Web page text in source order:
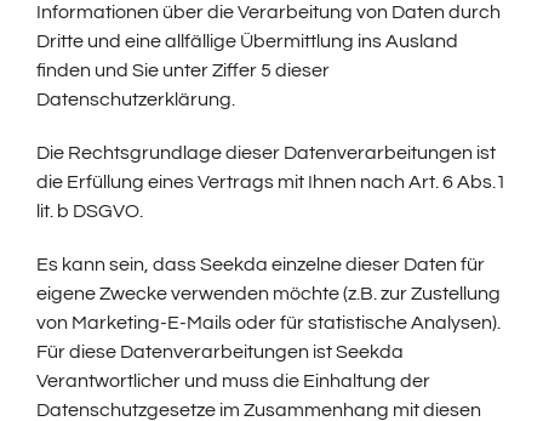
Informationen über die Verarbeitung von Daten durch
Dritte und eine allfällige Übermittlung ins Ausland
finden und Sie unter Ziffer 5 dieser
Datenschutzerklärung.
Die Rechtsgrundlage dieser Datenverarbeitungen ist
die Erfüllung eines Vertrags mit Ihnen nach Art. 6 Abs.1
lit. b DSGVO.
Es kann sein, dass Seekda einzelne dieser Daten für
eigene Zwecke verwenden möchte (z.B. zur Zustellung
von Marketing-E-Mails oder für statistische Analysen).
Für diese Datenverarbeitungen ist Seekda
Verantwortlicher und muss die Einhaltung der
Datenschutzgesetze im Zusammenhang mit diesen